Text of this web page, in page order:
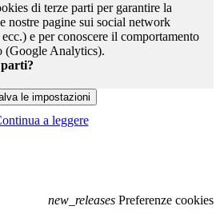
di terze parti per garantire la
nostre pagine sui social network
e per conoscere il comportamento
(Google Analytics).
a leggere
new_releases Preferenze cookies